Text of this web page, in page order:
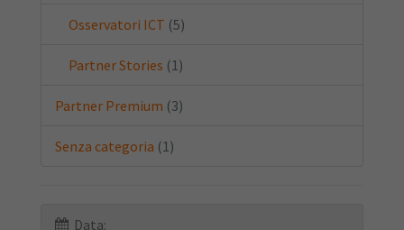
Osservatori ICT (5)
Partner Stories (1)
Partner Premium (3)
Senza categoria (1)
Data: